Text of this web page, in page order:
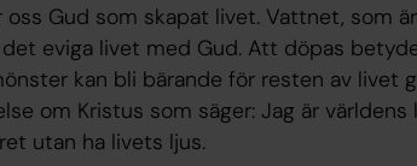
Gud som skapat livet. Vattnet, som
eviga livet med Gud. Att döpas
kan bli bärande för resten av livet
om Kristus som säger: Jag är
utan ha livets ljus.